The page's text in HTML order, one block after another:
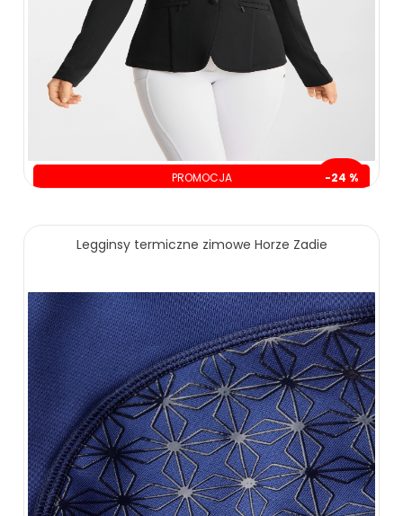
PROMOCJA -24 %
319.00 zł 419.00 zł
ZOBACZ WIĘCEJ
Legginsy termiczne zimowe Horze Zadie